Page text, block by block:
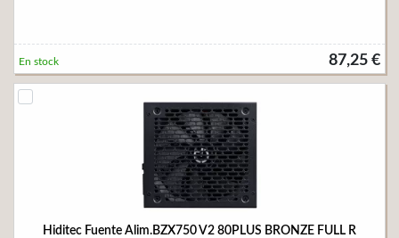
87,25 €
En stock
Hiditec Fuente Alim.BZX750 V2 80PLUS BRONZE FULL R